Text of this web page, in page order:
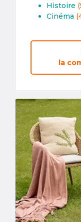
Histoire
Cinéma
la